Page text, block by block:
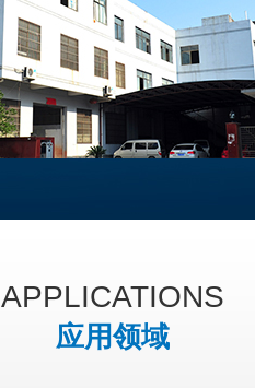
APPLICATIONS
应用领域
2021